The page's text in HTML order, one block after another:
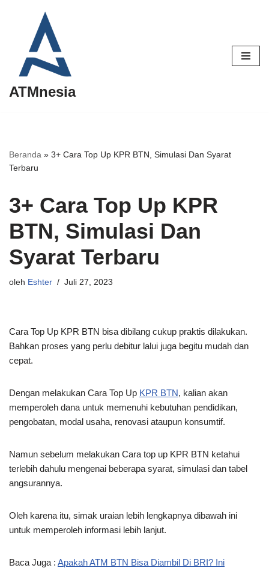
Lompat
konten
ATMnesia
Beranda » 3+ Cara Top Up KPR BTN, Simulasi Dan Syarat
Terbaru
3+ Cara Top Up KPR
BTN, Simulasi Dan
Syarat Terbaru
oleh Eshter Juli 27, 2023
Cara Top Up KPR BTN bisa dibilang cukup praktis dilakukan.
Bahkan proses yang perlu debitur lalui juga begitu mudah dan
cepat.
Dengan melakukan Cara Top Up KPR BTN, kalian akan
memperoleh dana untuk memenuhi kebutuhan pendidikan,
pengobatan, modal usaha, renovasi ataupun konsumtif.
Namun sebelum melakukan Cara top up KPR BTN ketahui
terlebih dahulu mengenai beberapa syarat, simulasi dan tabel
angsurannya.
Oleh karena itu, simak uraian lebih lengkapnya dibawah ini
untuk memperoleh informasi lebih lanjut.
Baca Juga : Apakah ATM BTN Bisa Diambil Di BRI? Ini